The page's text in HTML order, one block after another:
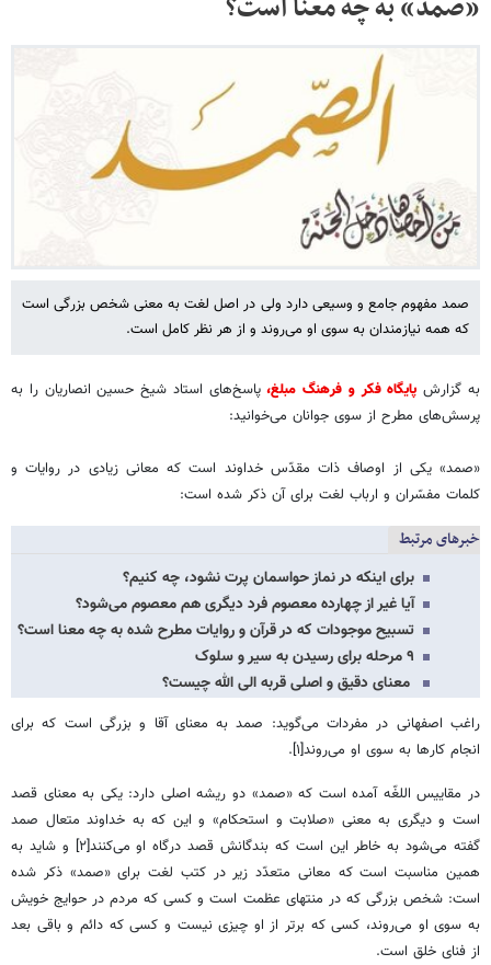
صمد مفهوم جامع و وسیعی دارد ولی در اصل لغت به معنی شخص بزرگی است
که همه نیازمندان به سوی او می‌روند و از هر نظر کامل است.
به گزارش پایگاه فکر و فرهنگ مبلغ،پاسخ‌های استاد شیخ حسین انصاریان را به
پرسش‌های مطرح از سوی جوانان می‌خوانید:
«صمد» یکی از اوصاف ذات مقدّس خداوند است که معانی زیادی در روایات و
کلمات مفسّران و ارباب لغت برای آن ذکر شده است:
خبرهای مرتبط
برای اینکه در نماز حواسمان پرت نشود، چه کنیم؟
آیا غیر از چهارده معصوم فرد دیگری هم معصوم می‌شود؟
تسبیح موجودات که در قرآن و روایات مطرح شده به چه معنا است؟
۹ مرحله برای رسیدن به سیر و سلوک
معنای دقیق و اصلی قربه الی الله چیست؟
راغب اصفهانی در مفردات می‌گوید: صمد به معنای آقا و بزرگی است که برای
انجام کارها به سوی او می‌روند[۱].
در مقاییس اللغّه آمده است که «صمد» دو ریشه اصلی دارد: یکی به معنای قصد
است و دیگری به معنی «صلابت و استحکام» و این که به خداوند متعال صمد
گفته می‌شود به خاطر این است که بندگانش قصد درگاه او می‌کنند[۲] و شاید به
همین مناسبت است که معانی متعدّد زیر در کتب لغت برای «صمد» ذکر شده
است: شخص بزرگی که در منتهای عظمت است و کسی که مردم در حوایج خویش
به سوی او می‌روند، کسی که برتر از او چیزی نیست و کسی که دائم و باقی بعد
از فنای خلق است.